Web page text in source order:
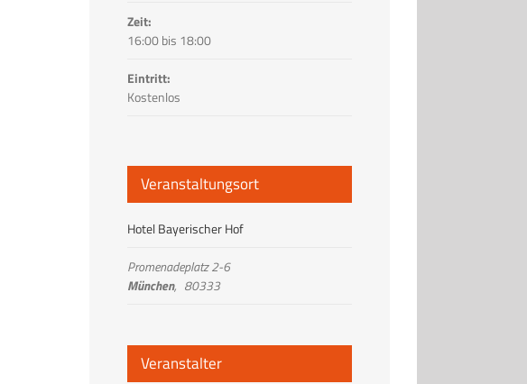
Zeit:
16:00 bis 18:00
Eintritt:
Kostenlos
Veranstaltungsort
Hotel Bayerischer Hof
Promenadeplatz 2-6
München, 80333
Veranstalter